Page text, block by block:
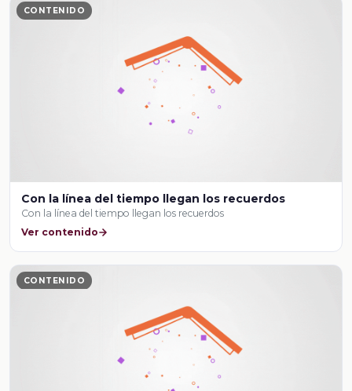
CONTENIDO
Con la línea del tiempo llegan los recuerdos
Con la línea del tiempo llegan los recuerdos
Ver contenido
CONTENIDO